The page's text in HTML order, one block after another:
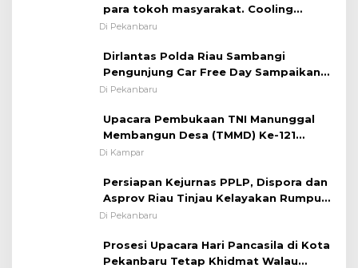
para tokoh masyarakat. Cooling
System OMP LK ²024 Polsek Rumbai,
Pentingnya Memelihara dan Menjaga
Situasi Kondusif
Di Pekanbaru
Dirlantas Polda Riau Sambangi
Pengunjung Car Free Day Sampaikan
Pesan Edukasi Kamtibmas &
Di Pekanbaru
Upacara Pembukaan TNI Manunggal
Membangun Desa (TMMD) Ke-121
Kodim 0313/KPR Tahun 2024) ?
Di Kampar
Persiapan Kejurnas PPLP, Dispora dan
Asprov Riau Tinjau Kelayakan Rumput
Lapangan Sepakbola
Di Pekanbaru
Prosesi Upacara Hari Pancasila di Kota
Pekanbaru Tetap Khidmat Walau